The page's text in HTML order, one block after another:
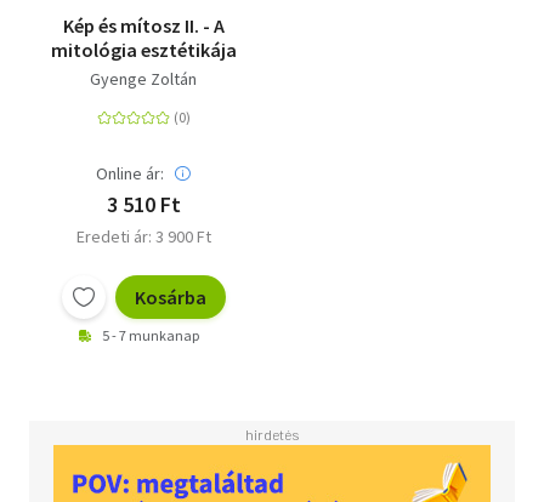
Kép és mítosz II. - A
mitológia esztétikája
Gyenge Zoltán
Online ár:
3 510 Ft
Eredeti ár: 3 900 Ft
Kosárba
5 - 7 munkanap